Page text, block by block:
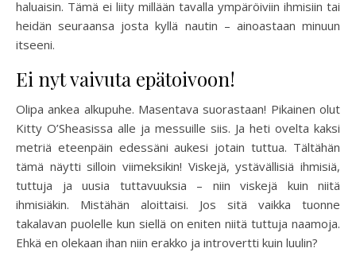
haluaisin. Tämä ei liity millään tavalla ympäröiviin ihmisiin tai
heidän seuraansa josta kyllä nautin – ainoastaan minuun
itseeni.
Ei nyt vaivuta epätoivoon!
Olipa ankea alkupuhe. Masentava suorastaan! Pikainen olut
Kitty O’Sheasissa alle ja messuille siis. Ja heti ovelta kaksi
metriä eteenpäin edessäni aukesi jotain tuttua. Tältähän
tämä näytti silloin viimeksikin! Viskejä, ystävällisiä ihmisiä,
tuttuja ja uusia tuttavuuksia – niin viskejä kuin niitä
ihmisiäkin. Mistähän aloittaisi. Jos sitä vaikka tuonne
takalavan puolelle kun siellä on eniten niitä tuttuja naamoja.
Ehkä en olekaan ihan niin erakko ja introvertti kuin luulin?